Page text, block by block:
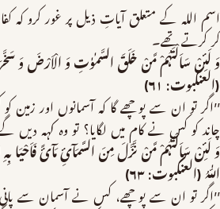
اسم اللہ کے متعلق آیاتِ ذیل پر غور کرو کہ
کر کرتے تھے۔
وَ لَئِنْ سَاَلْتَہُمْ مَّنْ خَلَقَ السَّمٰوٰتِ وَ الْاَرْضَ وَ سَخَّرَ
(العنکبوت: ۶۱)
’’اگر تو ان سے پوچھے گا کہ آسمانوں اور زمین
چاند کو کس نے کام میں لگایا؟ تو وہ کہہ دیں
وَ لَئِنْ سَاَلْتَہُمْ مَّنْ نَّزَّلَ مِنَ السَّمَآئِ مَآئً فَاَحْیَا
اللّٰہُ (العنکبوت: ۶۳)
’’اگر تو ان سے پوچھے، کس نے آسمان سے پانی